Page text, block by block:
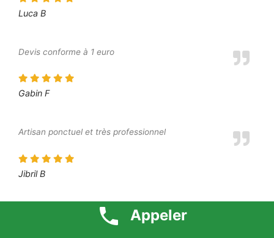
Luca B
Devis conforme à 1 euro
Gabin F
Artisan ponctuel et très professionnel
Jibril B
Appeler